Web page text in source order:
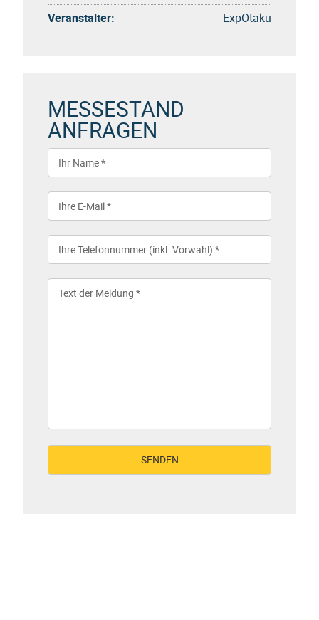
Veranstalter: ExpOtaku
MESSESTAND
ANFRAGEN